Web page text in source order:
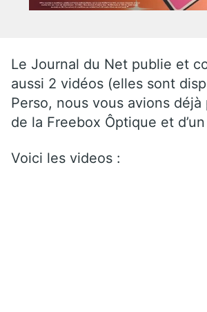
Le Journal du Net publie et
aussi 2 vidéos (elles sont
Perso, nous vous avions déjà
de la Freebox Ôptique et
Voici les videos :